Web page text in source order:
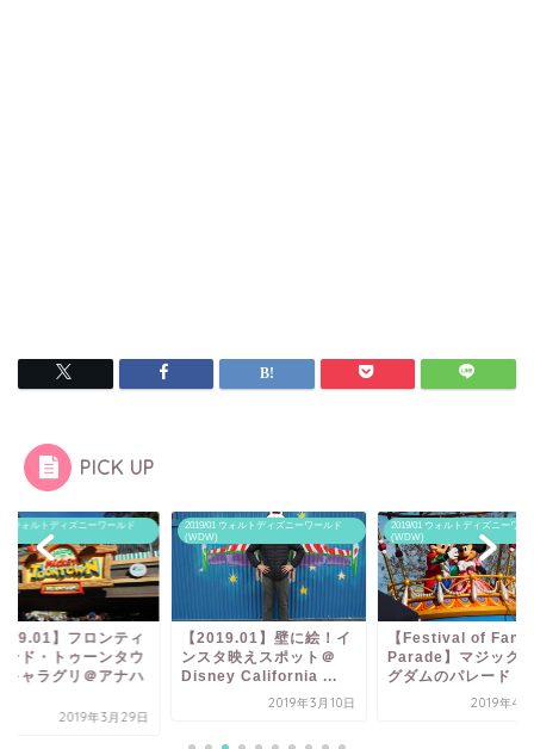
PICK UP
01 ウォルトディズニーワールド
】壁に絵！イ
タ映えスポット＠
California ...
2019/01 ウォルトディズニーワールド
(WDW)
【Festival of Fantasy
Parade】マジックキン
グダムのパレード
2019年4月22日
2019/01 ウォルトディズニーワ
(WDW)
【CA＆WDW旅行
ンゼルス空港から
ッドまでLyftを使